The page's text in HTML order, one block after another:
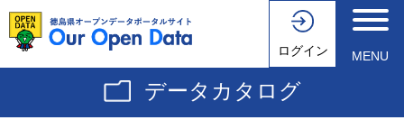
ログイン MENU
データカタログ